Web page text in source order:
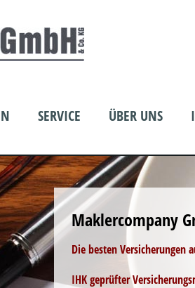
SERVICE ÜBER UNS
Maklercompany
Die besten Versicherungen
IHK geprüfter